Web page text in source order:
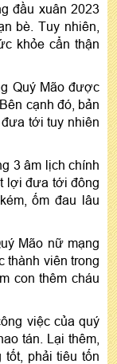
đầu xuân 2023
bè. Tuy nhiên,
khỏe cẩn thận
Quý Mão được
cạnh đó, bản
tới tuy nhiên
3 âm lịch chính
lợi đưa tới đông
ốm đau lâu
Mão nữ mạng
thành viên trong
con thêm cháu
việc của quý
tán. Lại thêm,
phải tiêu tốn